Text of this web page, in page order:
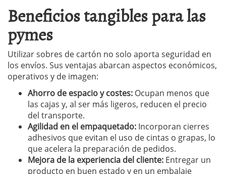
Beneficios tangibles para las
pymes
Utilizar sobres de cartón no solo aporta seguridad en
los envíos. Sus ventajas abarcan aspectos económicos,
operativos y de imagen:
Ahorro de espacio y costes: Ocupan menos que
las cajas y, al ser más ligeros, reducen el precio
del transporte.
Agilidad en el empaquetado: Incorporan cierres
adhesivos que evitan el uso de cintas o grapas, lo
que acelera la preparación de pedidos.
Mejora de la experiencia del cliente: Entregar un
producto en buen estado y en un embalaje